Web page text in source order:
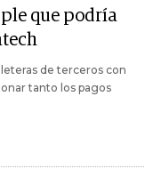
que podría
de terceros con
tanto los pagos